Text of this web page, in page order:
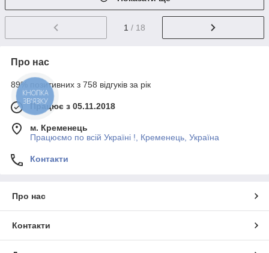
1 / 18
Про нас
89% позитивних з 758 відгуків за рік
Працює з 05.11.2018
м. Кременець
Працюємо по всій Україні !, Кременець, Україна
Контакти
Про нас
Контакти
КНОПКА
ЗВ'ЯЗКУ